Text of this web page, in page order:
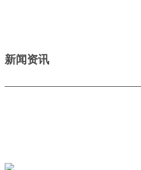
新闻资讯